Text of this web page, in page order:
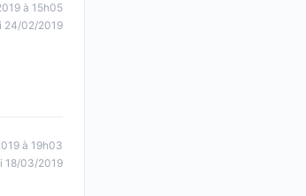
à 15h05
24/02/2019
à 19h03
18/03/2019